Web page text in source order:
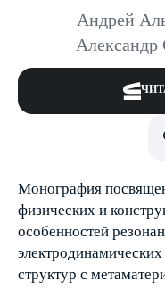
Андрей
Александр
Монография
физических и
особенностей
структур с